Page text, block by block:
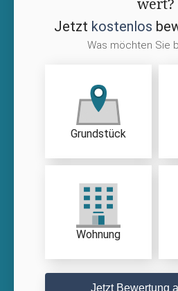
wert?
Jetzt kostenlos
Was möchten Sie
Grundstück
Wohnung
Jetzt Bewertung